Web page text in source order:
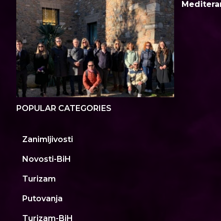
POPULAR CATEGORIES
Zanimljivosti
Novosti-BiH
Turizam
Putovanja
Turizam-BiH